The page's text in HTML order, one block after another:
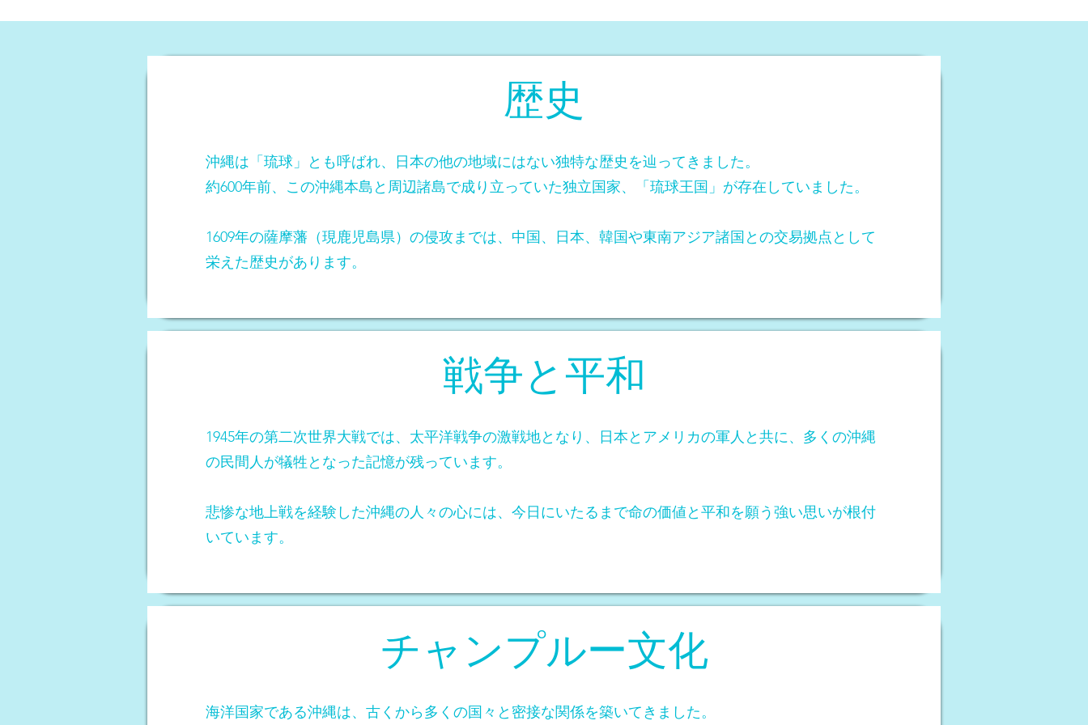
​歴史
沖縄は「琉球」とも呼ばれ、日本の他の地域にはない独特な歴史を辿ってきました。
約600年前、この沖縄本島と周辺諸島で成り立っていた独立国家、「琉球王国」が存在していました。
1609年の薩摩藩（現鹿児島県）の侵攻までは、中国、日本、韓国や東南アジア諸国との交易拠点として
栄えた歴史があります。
戦争と平和
1945年の第二次世界大戦では、太平洋戦争の激戦地となり、日本とアメリカの軍人と共に、多くの沖縄
の民間人が犠牲となった記憶が残っています。
悲惨な地上戦を経験した沖縄の人々の心には、今日にいたるまで命の価値と平和を願う強い思いが根付
いています。
チャンプルー文化
海洋国家である沖縄は、古くから多くの国々と密接な関係を築いてきました。